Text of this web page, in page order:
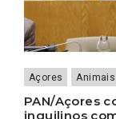
Açores Animais
PAN/Açores
inquilinos